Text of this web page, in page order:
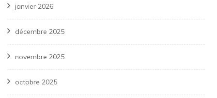
janvier 2026
décembre 2025
novembre 2025
octobre 2025